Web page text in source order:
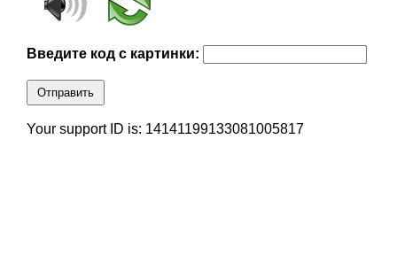
Введите код с картинки:
Отправить
Your support ID is: 14141199133081005817